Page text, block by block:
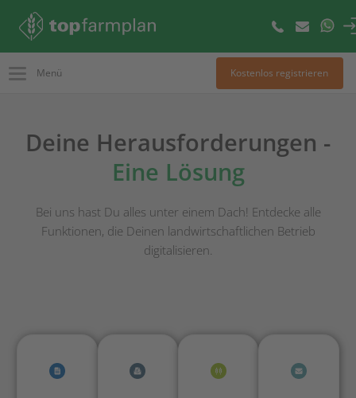
Menü Kostenlos registrieren
Deine Herausforderungen -
Eine Lösung
Bei uns hast Du alles unter einem Dach! Entdecke alle
Funktionen, die Deinen landwirtschaftlichen Betrieb
digitalisieren.